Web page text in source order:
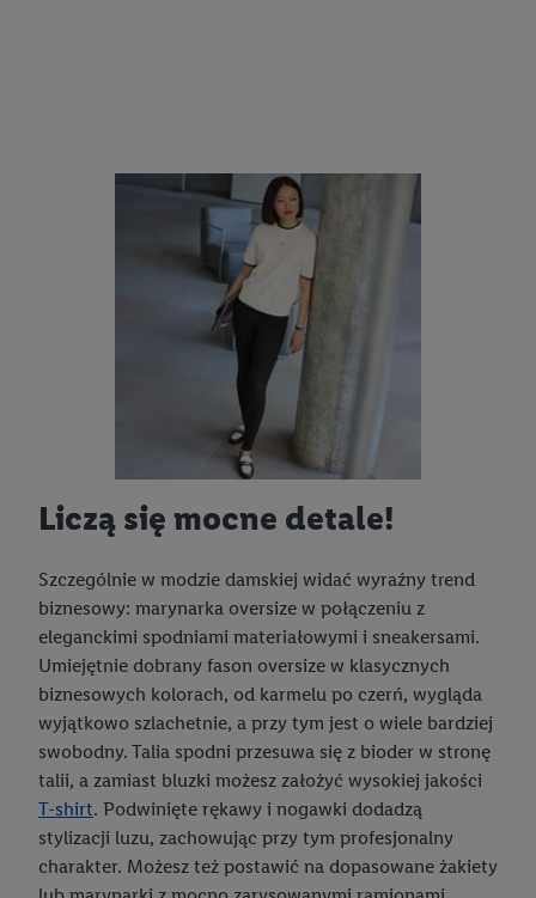
Liczą się mocne detale!
Szczególnie w modzie damskiej widać wyraźny trend
biznesowy: marynarka oversize w połączeniu z
eleganckimi spodniami materiałowymi i sneakersami.
Umiejętnie dobrany fason oversize w klasycznych
biznesowych kolorach, od karmelu po czerń, wygląda
wyjątkowo szlachetnie, a przy tym jest o wiele bardziej
swobodny. Talia spodni przesuwa się z bioder w stronę
talii, a zamiast bluzki możesz założyć wysokiej jakości
T-shirt. Podwinięte rękawy i nogawki dodadzą
stylizacji luzu, zachowując przy tym profesjonalny
charakter. Możesz też postawić na dopasowane żakiety